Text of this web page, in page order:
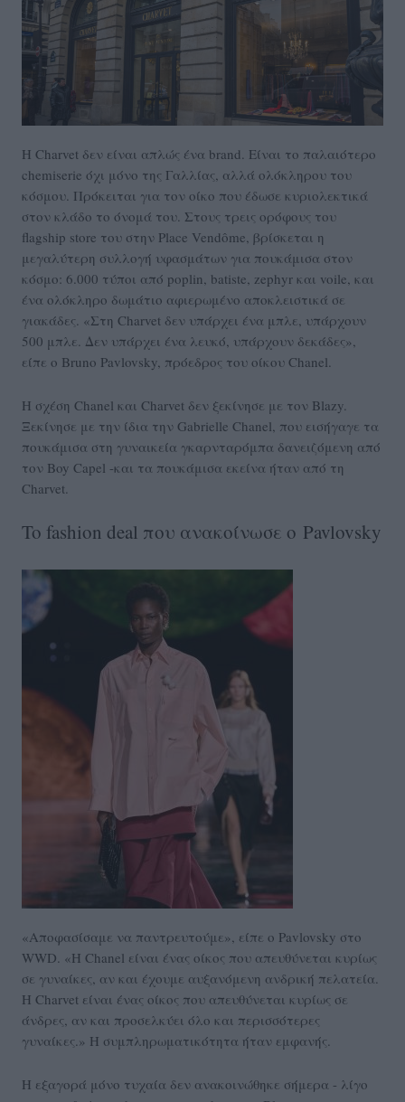
Η Charvet δεν είναι απλώς ένα brand. Είναι το παλαιότερο
chemiserie όχι μόνο της Γαλλίας, αλλά ολόκληρου του
κόσμου. Πρόκειται για τον οίκο που έδωσε κυριολεκτικά
στον κλάδο το όνομά του. Στους τρεις ορόφους του
flagship store του στην Place Vendôme, βρίσκεται η
μεγαλύτερη συλλογή υφασμάτων για πουκάμισα στον
κόσμο: 6.000 τύποι από poplin, batiste, zephyr και voile, και
ένα ολόκληρο δωμάτιο αφιερωμένο αποκλειστικά σε
γιακάδες. «Στη Charvet δεν υπάρχει ένα μπλε, υπάρχουν
500 μπλε. Δεν υπάρχει ένα λευκό, υπάρχουν δεκάδες»,
είπε ο Bruno Pavlovsky, πρόεδρος του οίκου Chanel.
Η σχέση Chanel και Charvet δεν ξεκίνησε με τον Blazy.
Ξεκίνησε με την ίδια την Gabrielle Chanel, που εισήγαγε τα
πουκάμισα στη γυναικεία γκαρνταρόμπα δανειζόμενη από
τον Boy Capel -και τα πουκάμισα εκείνα ήταν από τη
Charvet.
To fashion deal που ανακοίνωσε ο Pavlovsky
«Αποφασίσαμε να παντρευτούμε», είπε ο Pavlovsky στο
WWD. «Η Chanel είναι ένας οίκος που απευθύνεται κυρίως
σε γυναίκες, αν και έχουμε αυξανόμενη ανδρική πελατεία.
Η Charvet είναι ένας οίκος που απευθύνεται κυρίως σε
άνδρες, αν και προσελκύει όλο και περισσότερες
γυναίκες.» Η συμπληρωματικότητα ήταν εμφανής.
Η εξαγορά μόνο τυχαία δεν ανακοινώθηκε σήμερα - λίγο